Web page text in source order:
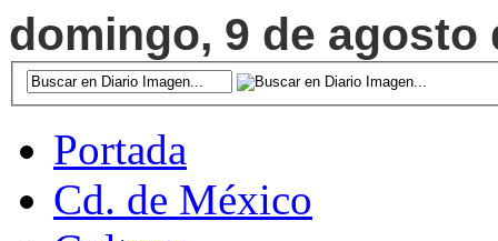
domingo, 9 de agosto
Portada
Cd. de México